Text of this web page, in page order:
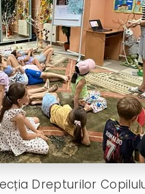
Drepturilor